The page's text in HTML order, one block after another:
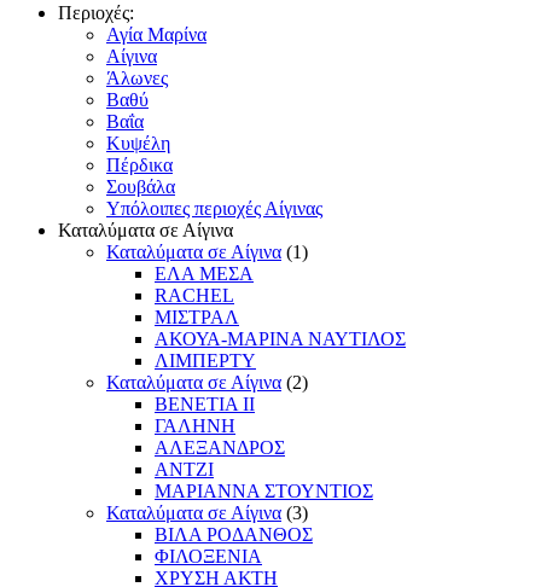
Περιοχές:
Αγία Μαρίνα
Αίγινα
Άλωνες
Βαθύ
Βαΐα
Κυψέλη
Πέρδικα
Σουβάλα
Υπόλοιπες περιοχές Αίγινας
Καταλύματα σε Αίγινα
Καταλύματα σε Αίγινα (1)
ΕΛΑ ΜΕΣΑ
RACHEL
ΜΙΣΤΡΑΛ
ΑΚΟΥΑ-ΜΑΡΙΝΑ ΝΑΥΤΙΛΟΣ
ΛΙΜΠΕΡΤΥ
Καταλύματα σε Αίγινα (2)
ΒΕΝΕΤΙΑ ΙΙ
ΓΑΛΗΝΗ
ΑΛΕΞΑΝΔΡΟΣ
ΑΝΤΖΙ
ΜΑΡΙΑΝΝΑ ΣΤΟΥΝΤΙΟΣ
Καταλύματα σε Αίγινα (3)
ΒΙΛΑ ΡΟΔΑΝΘΟΣ
ΦΙΛΟΞΕΝΙΑ
ΧΡΥΣΗ ΑΚΤΗ